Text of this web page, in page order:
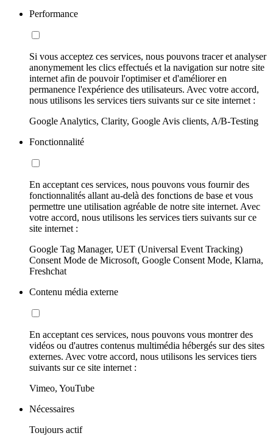
Performance
Si vous acceptez ces services, nous pouvons tracer et analyser
anonymement les clics effectués et la navigation sur notre site
internet afin de pouvoir l'optimiser et d'améliorer en
permanence l'expérience des utilisateurs. Avec votre accord,
nous utilisons les services tiers suivants sur ce site internet :
Google Analytics, Clarity, Google Avis clients, A/B-Testing
Fonctionnalité
En acceptant ces services, nous pouvons vous fournir des
fonctionnalités allant au-delà des fonctions de base et vous
permettre une utilisation agréable de notre site internet. Avec
votre accord, nous utilisons les services tiers suivants sur ce
site internet :
Google Tag Manager, UET (Universal Event Tracking)
Consent Mode de Microsoft, Google Consent Mode, Klarna,
Freshchat
Contenu média externe
En acceptant ces services, nous pouvons vous montrer des
vidéos ou d'autres contenus multimédia hébergés sur des sites
externes. Avec votre accord, nous utilisons les services tiers
suivants sur ce site internet :
Vimeo, YouTube
Nécessaires
Toujours actif